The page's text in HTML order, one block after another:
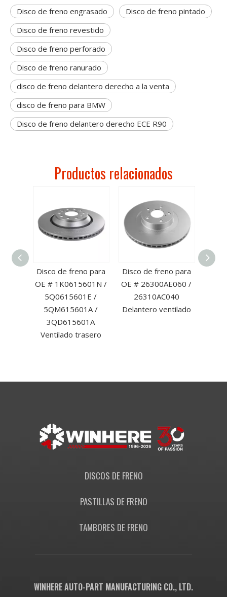
Disco de freno engrasado
Disco de freno pintado
Disco de freno revestido
Disco de freno perforado
Disco de freno ranurado
disco de freno delantero derecho a la venta
disco de freno para BMW
Disco de freno delantero derecho ECE R90
Productos relacionados
Disco de freno para
OE # 1K0615601N /
5Q0615601E /
5QM615601A /
3QD615601A
Ventilado trasero
Disco de freno para
OE # 26300AE060 /
26310AC040
Delantero ventilado
DISCOS DE FRENO
PASTILLAS DE FRENO
TAMBORES DE FRENO
WINHERE AUTO-PART MANUFACTURING CO., LTD.